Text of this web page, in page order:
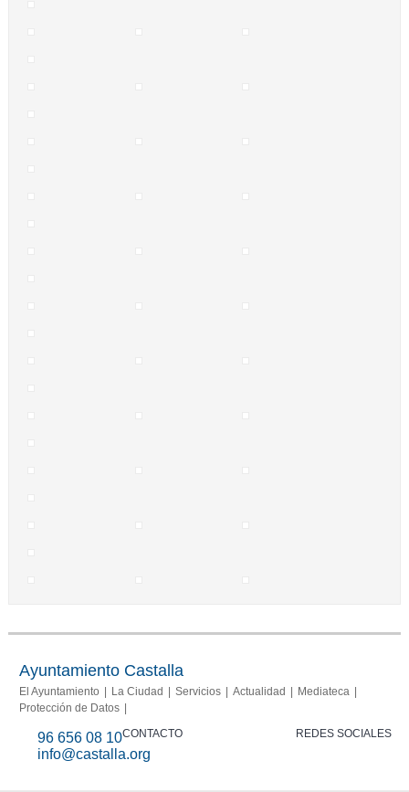
Ayuntamiento Castalla
El Ayuntamiento La Ciudad Servicios Actualidad
Mediateca
Protección de Datos
CONTACTO
96 656 08 10
info@castalla.org
REDES SOCIALES